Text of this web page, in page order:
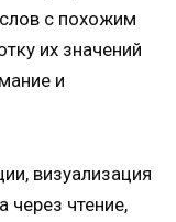
с похожим
их значений
и
визуализация
через чтение,